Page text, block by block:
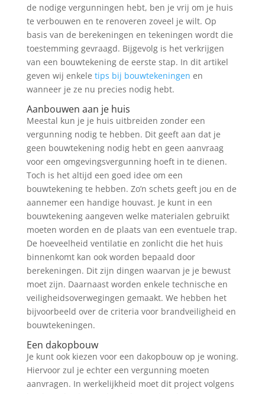
de nodige vergunningen hebt, ben je vrij om je huis
te verbouwen en te renoveren zoveel je wilt. Op
basis van de berekeningen en tekeningen wordt die
toestemming gevraagd. Bijgevolg is het verkrijgen
van een bouwtekening de eerste stap. In dit artikel
geven wij enkele tips bij bouwtekeningen en
wanneer je ze nu precies nodig hebt.
Aanbouwen aan je huis
Meestal kun je je huis uitbreiden zonder een
vergunning nodig te hebben. Dit geeft aan dat je
geen bouwtekening nodig hebt en geen aanvraag
voor een omgevingsvergunning hoeft in te dienen.
Toch is het altijd een goed idee om een
bouwtekening te hebben. Zo’n schets geeft jou en de
aannemer een handige houvast. Je kunt in een
bouwtekening aangeven welke materialen gebruikt
moeten worden en de plaats van een eventuele trap.
De hoeveelheid ventilatie en zonlicht die het huis
binnenkomt kan ook worden bepaald door
berekeningen. Dit zijn dingen waarvan je je bewust
moet zijn. Daarnaast worden enkele technische en
veiligheidsoverwegingen gemaakt. We hebben het
bijvoorbeeld over de criteria voor brandveiligheid en
bouwtekeningen.
Een dakopbouw
Je kunt ook kiezen voor een dakopbouw op je woning.
Hiervoor zul je echter een vergunning moeten
aanvragen. In werkelijkheid moet dit project volgens